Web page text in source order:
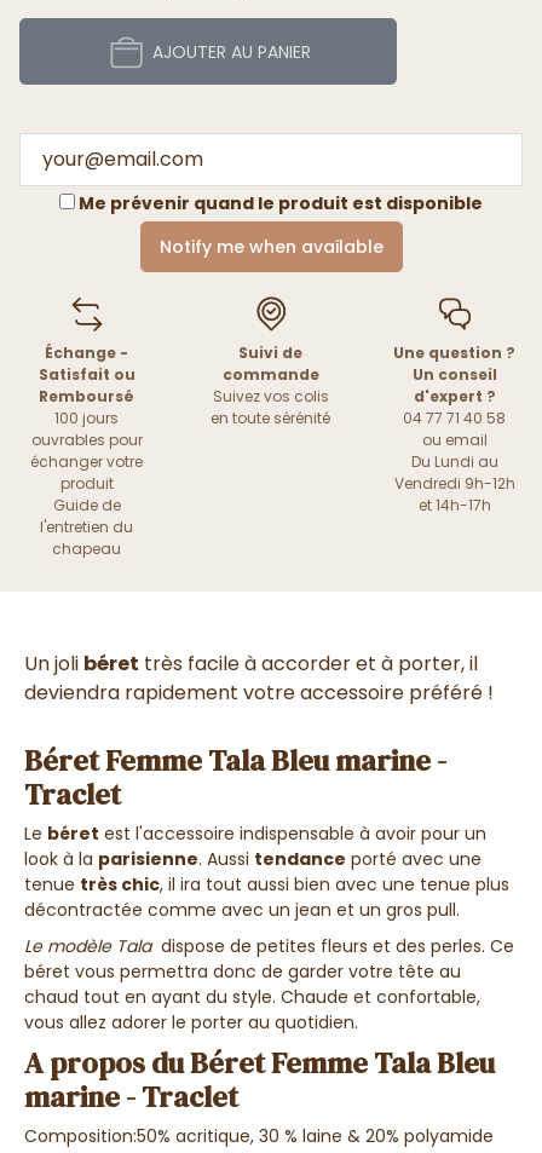
AJOUTER AU PANIER
Me prévenir quand le produit est disponible
Notify me when available
Échange -
Satisfait ou
Remboursé
100 jours
ouvrables pour
échanger votre
produit
Guide de
l'entretien du
chapeau
Suivi de
commande
Suivez vos colis
en toute sérénité
Une question ?
Un conseil
d'expert ?
04 77 71 40 58
ou email
Du Lundi au
Vendredi 9h-12h
et 14h-17h
Un joli béret très facile à accorder et à porter, il
deviendra rapidement votre accessoire préféré !
Béret Femme Tala Bleu marine -
Traclet
Le béret est l'accessoire indispensable à avoir pour un
look à la parisienne. Aussi tendance porté avec une
tenue très chic, il ira tout aussi bien avec une tenue plus
décontractée comme avec un jean et un gros pull.
Le modèle Tala dispose de petites fleurs et des perles. Ce
béret vous permettra donc de garder votre tête au
chaud tout en ayant du style. Chaude et confortable,
vous allez adorer le porter au quotidien.
A propos du Béret Femme Tala Bleu
marine - Traclet
Composition:50% acritique, 30 % laine & 20% polyamide